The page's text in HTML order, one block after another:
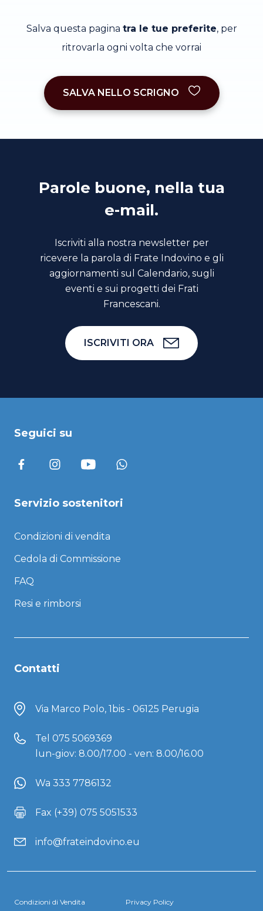
Salva questa pagina tra le tue preferite, per
ritrovarla ogni volta che vorrai
SALVA NELLO SCRIGNO
Parole buone, nella tua
e-mail.
Iscriviti alla nostra newsletter per
ricevere la parola di Frate Indovino e gli
aggiornamenti sul Calendario, sugli
eventi e sui progetti dei Frati
Francescani.
ISCRIVITI ORA
Seguici su
Servizio sostenitori
Condizioni di vendita
Cedola di Commissione
FAQ
Resi e rimborsi
Contatti
Via Marco Polo, 1bis - 06125 Perugia
Tel 075 5069369
lun-giov: 8.00/17.00 - ven: 8.00/16.00
Wa 333 7786132
Fax (+39) 075 5051533
info@frateindovino.eu
Condizioni di Vendita Privacy Policy